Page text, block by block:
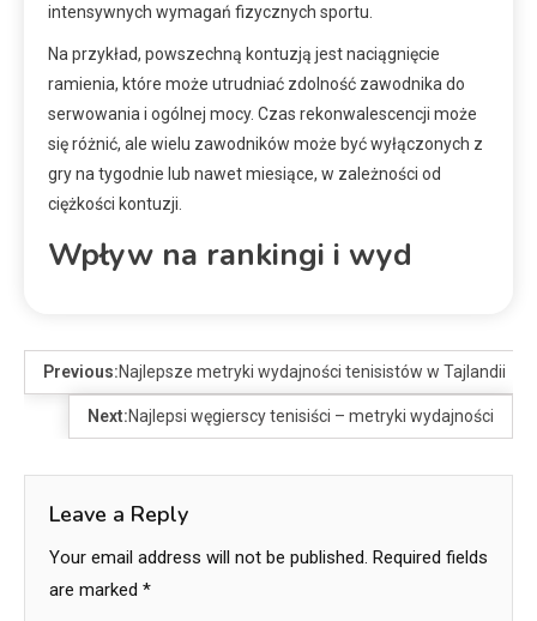
intensywnych wymagań fizycznych sportu.
Na przykład, powszechną kontuzją jest naciągnięcie
ramienia, które może utrudniać zdolność zawodnika do
serwowania i ogólnej mocy. Czas rekonwalescencji może
się różnić, ale wielu zawodników może być wyłączonych z
gry na tygodnie lub nawet miesiące, w zależności od
ciężkości kontuzji.
Wpływ na rankingi i wyd
Previous:Najlepsze metryki wydajności tenisistów w Tajlandii
Next:Najlepsi węgierscy tenisiści – metryki wydajności
Leave a Reply
Your email address will not be published. Required fields
are marked *